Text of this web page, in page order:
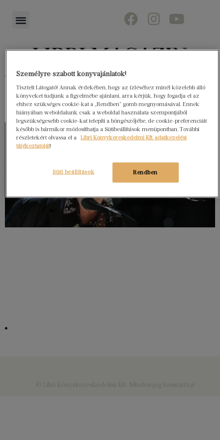
Könyvektől az olvasókig
Személyre szabott könyvajánlatok!
Tisztelt Látogató! Annak érdekében, hogy az ízléséhez minél közelebb álló
könyveket tudjunk a figyelmébe ajánlani, arra kérjük, hogy fogadja el az
ehhez szükséges cookie-kat a „Rendben” gomb megnyomásával. Ennek
hiányában weboldalunk csak a weboldal használata szempontjából
legszükségesebb cookie-kat telepíti a böngészőjébe, de cookie-preferenciáit
később is bármikor módosíthatja a Sütibeállítások menüpontban. További
részletekért olvassa el a
Libri Könyvkereskedelmi Kft. adatkezelési
tájékoztatóját!
Rendben
Süti beállítások